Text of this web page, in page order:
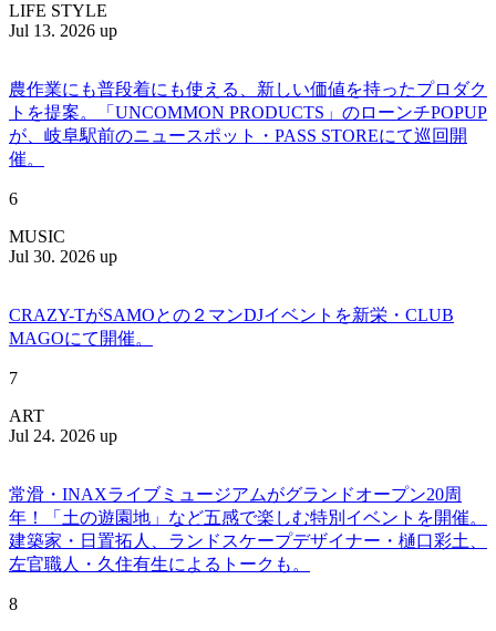
LIFE STYLE
Jul 13. 2026 up
農作業にも普段着にも使える、新しい価値を持ったプロダク
トを提案。「UNCOMMON PRODUCTS」のローンチPOPUP
が、岐阜駅前のニュースポット・PASS STOREにて巡回開
催。
6
MUSIC
Jul 30. 2026 up
CRAZY-TがSAMOとの２マンDJイベントを新栄・CLUB
MAGOにて開催。
7
ART
Jul 24. 2026 up
常滑・INAXライブミュージアムがグランドオープン20周
年！「土の遊園地」など五感で楽しむ特別イベントを開催。
建築家・日置拓人、ランドスケープデザイナー・樋口彩土、
左官職人・久住有生によるトークも。
8